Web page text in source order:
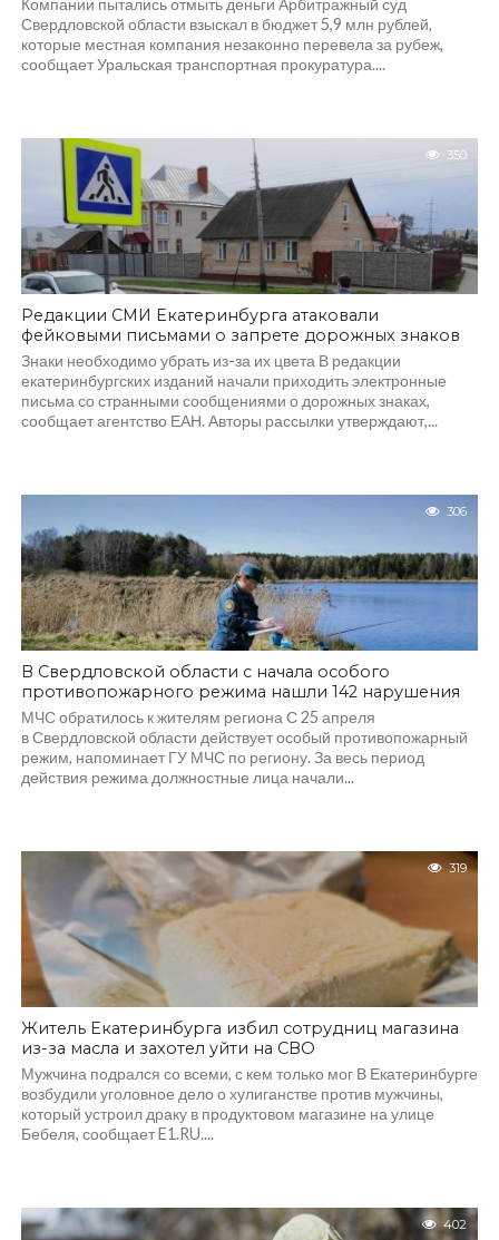
Компании пытались отмыть деньги Арбитражный суд
Свердловской области взыскал в бюджет 5,9 млн рублей,
которые местная компания незаконно перевела за рубеж,
сообщает Уральская транспортная прокуратура....
350
Редакции СМИ Екатеринбурга атаковали
фейковыми письмами о запрете дорожных знаков
Знаки необходимо убрать из-за их цвета В редакции
екатеринбургских изданий начали приходить электронные
письма со странными сообщениями о дорожных знаках,
сообщает агентство ЕАН. Авторы рассылки утверждают,...
306
В Свердловской области с начала особого
противопожарного режима нашли 142 нарушения
МЧС обратилось к жителям региона С 25 апреля
в Свердловской области действует особый противопожарный
режим, напоминает ГУ МЧС по региону. За весь период
действия режима должностные лица начали...
319
Житель Екатеринбурга избил сотрудниц магазина
из-за масла и захотел уйти на СВО
Мужчина подрался со всеми, с кем только мог В Екатеринбурге
возбудили уголовное дело о хулиганстве против мужчины,
который устроил драку в продуктовом магазине на улице
Бебеля, сообщает E1.RU....
402